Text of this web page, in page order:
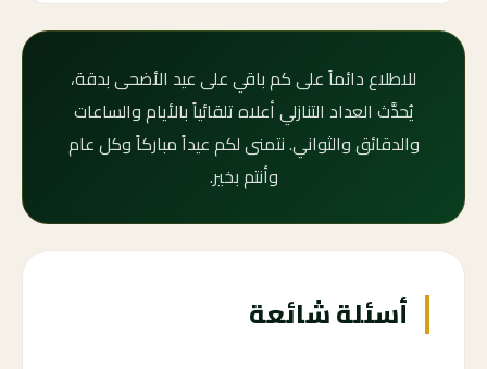
للاطلاع دائماً على كم باقي على عيد الأضحى بدقة،
يُحدَّث العداد التنازلي أعلاه تلقائياً بالأيام والساعات
والدقائق والثواني. نتمنى لكم عيداً مباركاً وكل عام
وأنتم بخير.
أسئلة شائعة